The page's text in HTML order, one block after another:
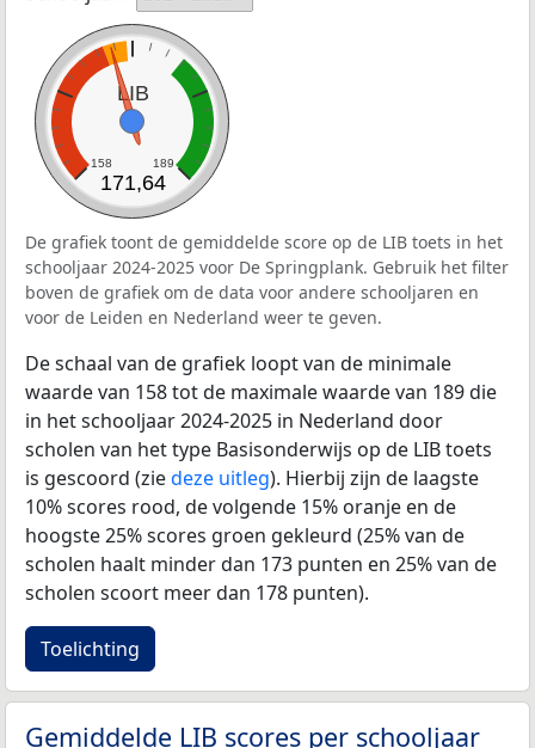
LIB
158 189
171,64
De grafiek toont de gemiddelde score op de LIB toets in het
schooljaar 2024-2025 voor De Springplank. Gebruik het filter
boven de grafiek om de data voor andere schooljaren en
voor de Leiden en Nederland weer te geven.
De schaal van de grafiek loopt van de minimale
waarde van 158 tot de maximale waarde van 189 die
in het schooljaar 2024-2025 in Nederland door
scholen van het type Basisonderwijs op de LIB toets
is gescoord (ziedeze uitleg). Hierbij zijn de laagste
10% scores rood, de volgende 15% oranje en de
hoogste 25% scores groen gekleurd (25% van de
scholen haalt minder dan 173 punten en 25% van de
scholen scoort meer dan 178 punten).
Toelichting
Gemiddelde LIB scores per schooljaar